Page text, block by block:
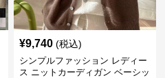
¥9,740 (税込)
シンプルファッション レディー
ス ニットカーディガン ベーシッ